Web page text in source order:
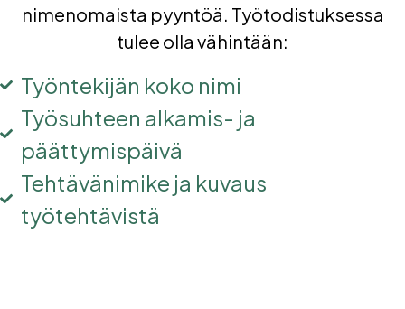
nimenomaista pyyntöä. Työtodistuksessa
tulee olla vähintään:
Työntekijän koko nimi
Työsuhteen alkamis- ja
päättymispäivä
Tehtävänimike ja kuvaus
työtehtävistä